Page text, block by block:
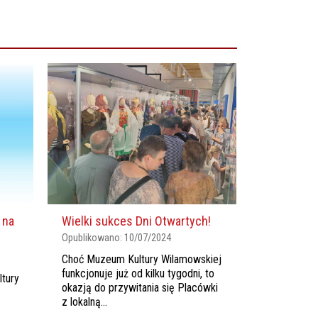
Wielki sukces Dni Otwartych!
Opublikowano: 10/07/2024
Choć Muzeum Kultury Wilamowskiej
funkcjonuje już od kilku tygodni, to
okazją do przywitania się Placówki
z lokalną...